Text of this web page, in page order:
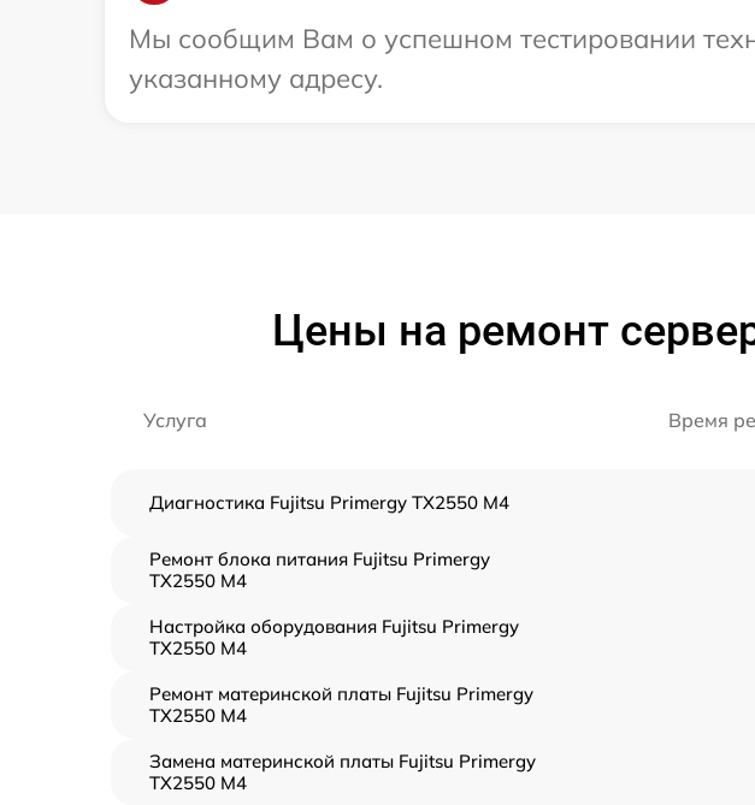
Мы сообщим Вам о успешном тестировании
указанному адресу.
Цены на ремонт
Услуга Время
Диагностика Fujitsu Primergy TX2550 M4
Ремонт блока питания Fujitsu Primergy
TX2550 M4
Настройка оборудования Fujitsu Primergy
TX2550 M4
Ремонт материнской платы Fujitsu Primergy
TX2550 M4
Замена материнской платы Fujitsu Primergy
TX2550 M4